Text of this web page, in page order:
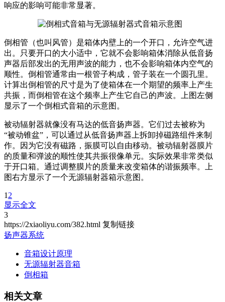
响应的影响可能非常显著。
倒相管（也叫风管）是箱体内壁上的一个开口，允许空气进
出。只要开口的大小适中，它就不会影响箱体消除从低音扬
声器后部发出的无用声波的能力，也不会影响箱体内空气的
顺性。倒相管通常由一根管子构成，管子装在一个圆孔里。
计算出倒相管的尺寸是为了使箱体在一个期望的频率上产生
共振，而倒相管在这个频率上产生它自己的声波。上图左侧
显示了一个倒相式音箱的示意图。
被动辐射器就像没有马达的低音扬声器。它们过去被称为
“被动锥盆”，可以通过从低音扬声器上拆卸掉磁路组件来制
作。因为它没有磁路，振膜可以自由移动。被动辐射器膜片
的质量和弹波的顺性使其共振很像单元。实际效果非常类似
于开口箱。通过调整膜片的质量来改变箱体的谐振频率。上
图右方显示了一个无源辐射器箱示意图。
12
显示全文
3
https://2xiaoliyu.com/382.html 复制链接
扬声器系统
音箱设计原理
无源辐射器音箱
倒相箱
相关文章